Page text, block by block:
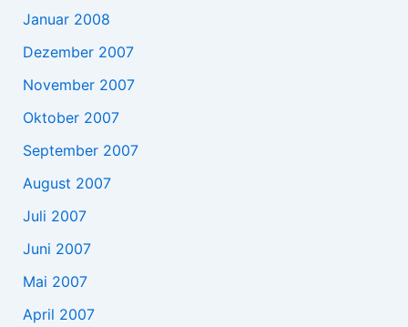
Januar 2008
Dezember 2007
November 2007
Oktober 2007
September 2007
August 2007
Juli 2007
Juni 2007
Mai 2007
April 2007